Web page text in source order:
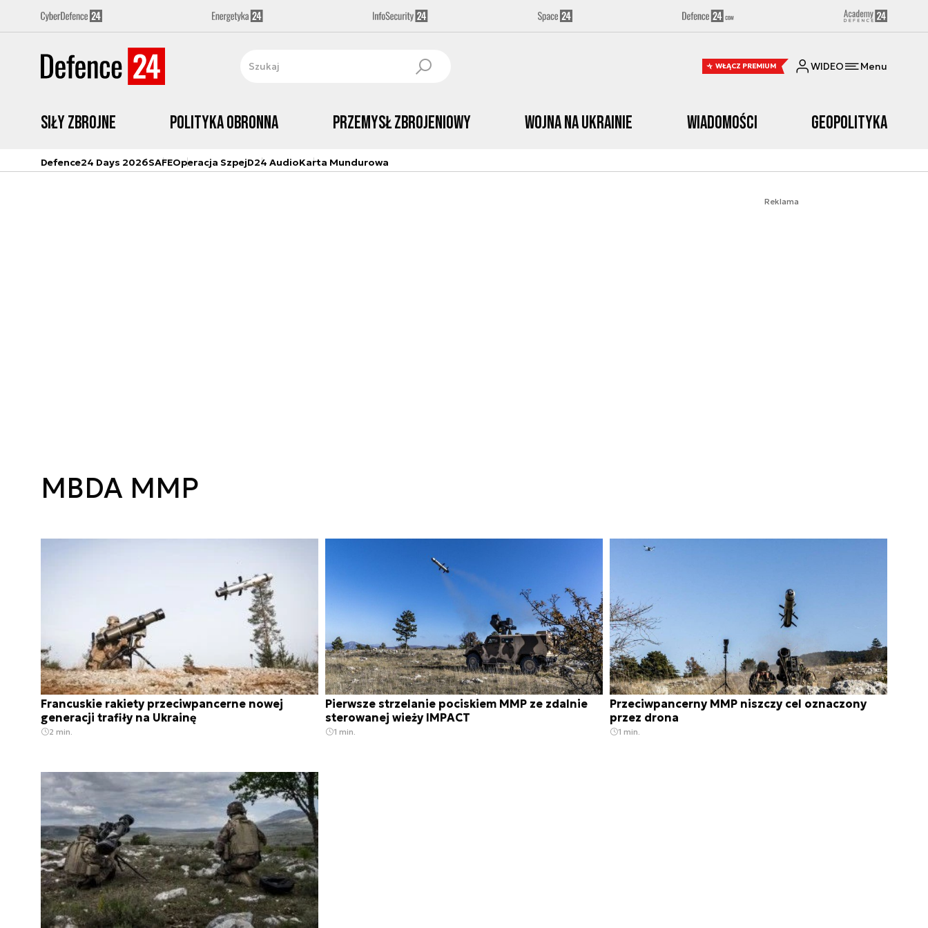
WŁĄCZ PREMIUM WIDEO Menu
Siły zbrojne Polityka obronna Przemysł Zbrojeniowy Wojna na Ukrainie Wiadomości Geopolityka
Defence24 Days 2026SAFEOperacja SzpejD24 AudioKarta Mundurowa
Reklama
MBDA MMP
Francuskie rakiety przeciwpancerne nowej
generacji trafiły na Ukrainę
2 min.
Pierwsze strzelanie pociskiem MMP ze zdalnie
sterowanej wieży IMPACT
1 min.
Przeciwpancerny MMP niszczy cel oznaczony
przez drona
1 min.